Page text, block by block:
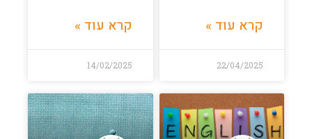
קרא עוד »
22/04/2025
קרא עוד »
14/02/2025